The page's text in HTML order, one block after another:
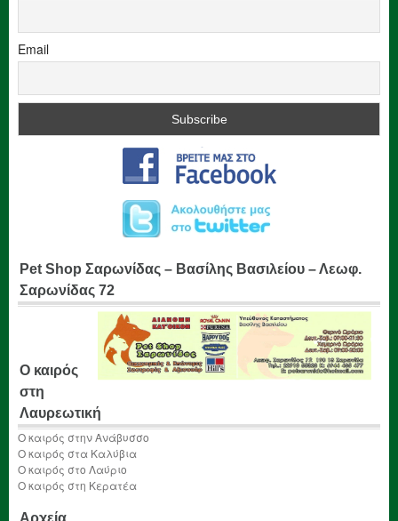
Email
Pet Shop Σαρωνίδας – Βασίλης Βασιλείου – Λεωφ.
Σαρωνίδας 72
Ο καιρός
στη
Λαυρεωτική
Ο καιρός στην Ανάβυσσο
Ο καιρός στα Καλύβια
Ο καιρός στο Λαύριο
Ο καιρός στη Κερατέα